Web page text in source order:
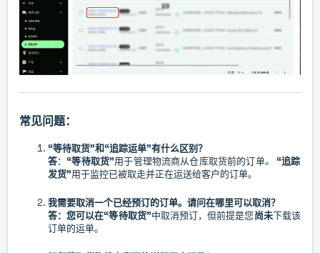
常见问题：
“等待取货”和“追踪运单”有什么区别？
答： “等待取货”用于管理物流商从仓库取货前的订单。 “追踪
发货”用于监控已被取走并正在运送给客户的订单。
我需要取消一个已经预订的订单。请问在哪里可以取消？
答：您可以在“等待取货”中取消预订，但前提是您尚未下载该
订单的运单。